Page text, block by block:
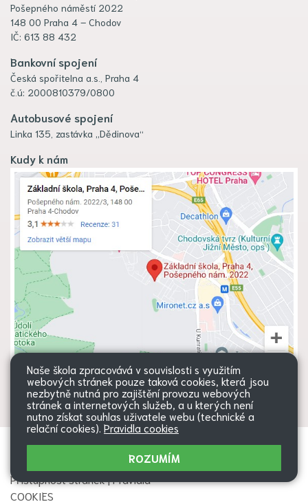
Pošepného náměstí 2022
148 00 Praha 4 – Chodov
IČ: 613 88 432
Bankovní spojení
Česká spořitelna a.s., Praha 4
č.ú: 2000810379/0800
Autobusové spojení
Linka 135, zastávka „Dědinova“
Kudy k nám
Všechna práva vyhrazena. Copyright
|Přihlásit|
Přístupnost stránek|Pravidla
COOKIES
Web školy
Naše škola zpracovává v souvislosti s využitím
webových stránek pouze taková cookies, která jsou
nezbytně nutná pro zajištění provozu webových
stránek a internetových služeb, a u kterých není
nutno získat souhlas uživatele webu (technické a
relační cookies). Pravidla cookies
ROZUMÍM